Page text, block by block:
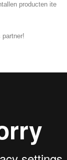
producten ite